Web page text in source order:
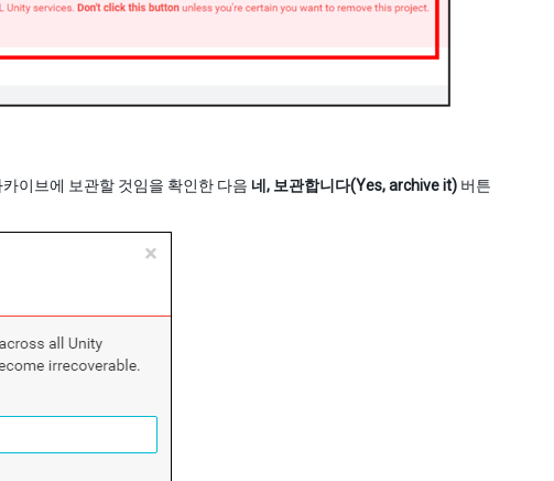
이브에 보관할 것임을 확인한 다음 네, 보관합니다(Yes, archive it) 버튼